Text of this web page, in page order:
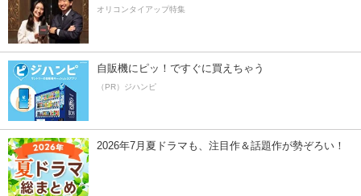
オリコンタイアップ特集
自販機にピッ！ですぐに買えちゃう
（PR）ジハンピ
2026年7月夏ドラマも、注目作＆話題作が勢ぞろい！